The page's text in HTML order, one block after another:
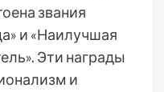
звания
и «Наилучшая
Эти награды
и